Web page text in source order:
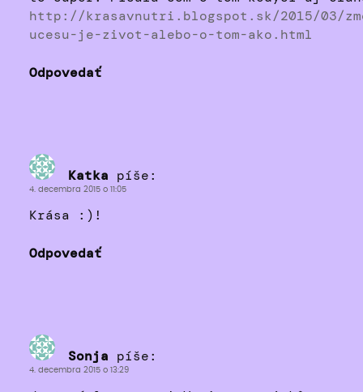
http://krasavnutri.blogspot.sk/2015/03/
ucesu-je-zivot-alebo-o-tom-ako.html
Odpovedať
Katka píše:
4. decembra 2015 o 11:05
Krása :)!
Odpovedať
Sonja píše:
4. decembra 2015 o 13:29